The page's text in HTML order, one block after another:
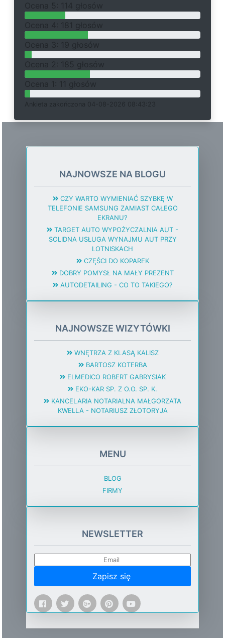
O
a 5: 114 głosów
O
a 4: 181 głosów
O
a 3: 19 głosów
O
a 2: 185 głosów
O
a 1: 11 głosów
Ankieta a a 04-08-2026 08:43:23
NAJNOWSZE NA BLOGU
CZY WARTO WYMIENIAĆ SZYBKĘ W
TELEFONIE SAMSUNG ZAMIAST CAŁEGO
EKRANU?
TARGET AUTO WYPOŻYCZALNIA AUT -
SOLIDNA USŁUGA WYNAJMU AUT PRZY
LOTNISKACH
CZĘŚCI DO KOPAREK
DOBRY POMYSŁ NA MAŁY PREZENT
AUTODETAILING - CO TO TAKIEGO?
NAJNOWSZE WIZYTÓWKI
WNĘTRZA Z KLASĄ KALISZ
BARTOSZ KOTERBA
ELMEDICO ROBERT GABRYSIAK
EKO-KAR SP. Z O.O. SP. K.
KANCELARIA NOTARIALNA MAŁGORZATA
KWELLA - NOTARIUSZ ZŁOTORYJA
MENU
BLOG
FIRMY
NEWSLETTER
Zapisz się